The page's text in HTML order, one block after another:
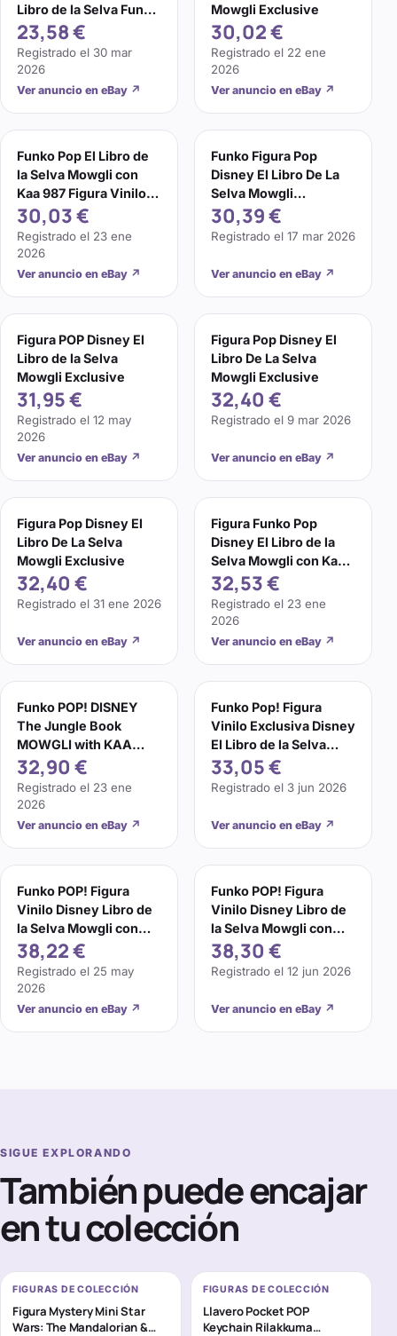
Libro de la Selva Funko
Pop! Figura Vinilo
23,58 €
Registrado el 30 mar
2026
Ver anuncio en eBay ↗
Mowgli Exclusive
30,02 €
Registrado el 22 ene
2026
Ver anuncio en eBay ↗
Funko Pop El Libro de
la Selva Mowgli con
Kaa 987 Figura Vinilo
Exclusiva Disney
30,03 €
Registrado el 23 ene
2026
Ver anuncio en eBay ↗
Funko Figura Pop
Disney El Libro De La
Selva Mowgli
Exclusive
30,39 €
Registrado el 17 mar 2026
Ver anuncio en eBay ↗
Figura POP Disney El
Libro de la Selva
Mowgli Exclusive
31,95 €
Registrado el 12 may
2026
Ver anuncio en eBay ↗
Figura Pop Disney El
Libro De La Selva
Mowgli Exclusive
32,40 €
Registrado el 9 mar 2026
Ver anuncio en eBay ↗
Figura Pop Disney El
Libro De La Selva
Mowgli Exclusive
32,40 €
Registrado el 31 ene 2026
Ver anuncio en eBay ↗
Figura Funko Pop
Disney El Libro de la
Selva Mowgli con Kaa
987 Muy Exclusivo
Neko
32,53 €
Registrado el 23 ene
2026
Ver anuncio en eBay ↗
Funko POP! DISNEY
The Jungle Book
MOWGLI with KAA
#987 Vinyl Figure
32,90 €
Registrado el 23 ene
2026
Ver anuncio en eBay ↗
Funko Pop! Figura
Vinilo Exclusiva Disney
El Libro de la Selva
Mowgli con Kaa #987
33,05 €
Registrado el 3 jun 2026
Ver anuncio en eBay ↗
Funko POP! Figura
Vinilo Disney Libro de
la Selva Mowgli con
Kaa #987 Exclusiva
COMO NUEVA🔥
38,22 €
Registrado el 25 may
2026
Ver anuncio en eBay ↗
Funko POP! Figura
Vinilo Disney Libro de
la Selva Mowgli con
Kaa #987 Exclusiva
COMO NUEVA🔥
38,30 €
Registrado el 12 jun 2026
Ver anuncio en eBay ↗
SIGUE EXPLORANDO
También puede encajar
en tu colección
FIGURAS DE COLECCIÓN
Figura Mystery Mini Star
Wars: The Mandalorian &
FIGURAS DE COLECCIÓN
Llavero Pocket POP
Keychain Rilakkuma